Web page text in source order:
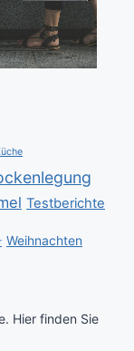
Testberichte
Weihnachten
Hier finden Sie